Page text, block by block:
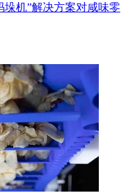
垛机”解决方案对咸味零